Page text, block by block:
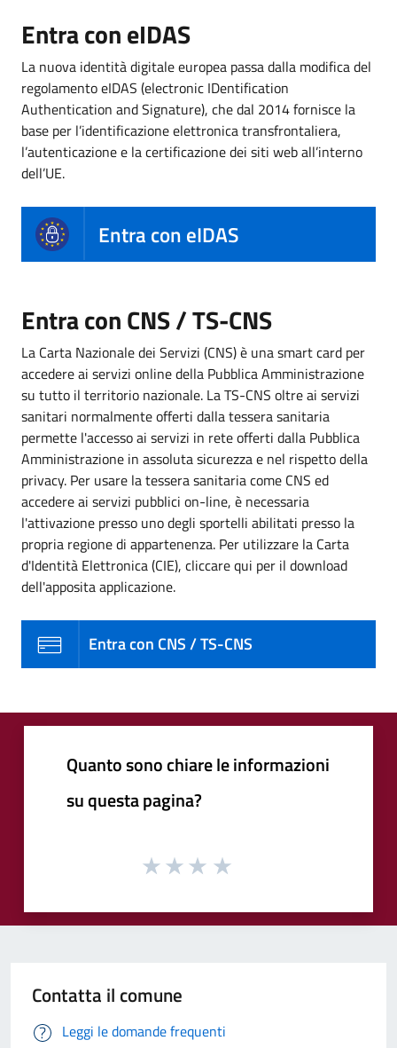
Entra con eIDAS
La nuova identità digitale europea passa dalla modifica del
regolamento eIDAS (electronic IDentification
Authentication and Signature), che dal 2014 fornisce la
base per l’identificazione elettronica transfrontaliera,
l’autenticazione e la certificazione dei siti web all’interno
dell’UE.
Entra con eIDAS
Entra con CNS / TS-CNS
La Carta Nazionale dei Servizi (CNS) è una smart card per
accedere ai servizi online della Pubblica Amministrazione
su tutto il territorio nazionale. La TS-CNS oltre ai servizi
sanitari normalmente offerti dalla tessera sanitaria
permette l'accesso ai servizi in rete offerti dalla Pubblica
Amministrazione in assoluta sicurezza e nel rispetto della
privacy. Per usare la tessera sanitaria come CNS ed
accedere ai servizi pubblici on-line, è necessaria
l'attivazione presso uno degli sportelli abilitati presso la
propria regione di appartenenza. Per utilizzare la Carta
d'Identità Elettronica (CIE), cliccare qui per il download
dell'apposita applicazione.
Entra con CNS / TS-CNS
Quanto sono chiare le informazioni
su questa pagina?
Contatta il comune
Leggi le domande frequenti